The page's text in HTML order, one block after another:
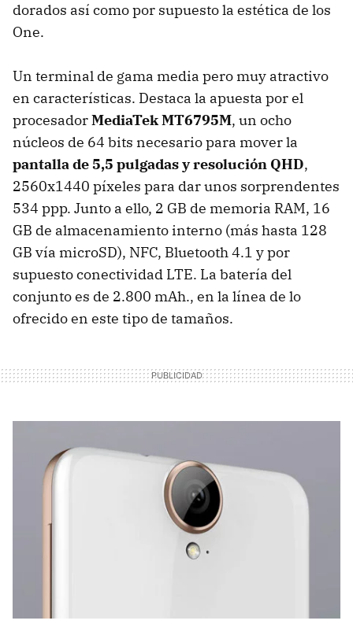
dorados así como por supuesto la estética de los
One.
Un terminal de gama media pero muy atractivo
en características. Destaca la apuesta por el
procesadorMediaTek MT6795M, un ocho
núcleos de 64 bits necesario para mover la
pantalla de 5,5 pulgadas y resolución QHD,
2560x1440 píxeles para dar unos sorprendentes
534 ppp. Junto a ello, 2 GB de memoria RAM, 16
GB de almacenamiento interno (más hasta 128
GB vía microSD), NFC, Bluetooth 4.1 y por
supuesto conectividad LTE. La batería del
conjunto es de 2.800 mAh., en la línea de lo
ofrecido en este tipo de tamaños.